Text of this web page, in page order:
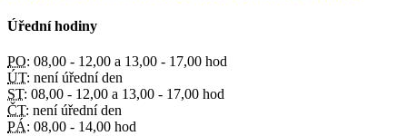
Úřední hodiny
PO: 08,00 - 12,00 a 13,00 - 17,00 hod
ÚT: není úřední den
ST: 08,00 - 12,00 a 13,00 - 17,00 hod
ČT: není úřední den
PÁ: 08,00 - 14,00 hod